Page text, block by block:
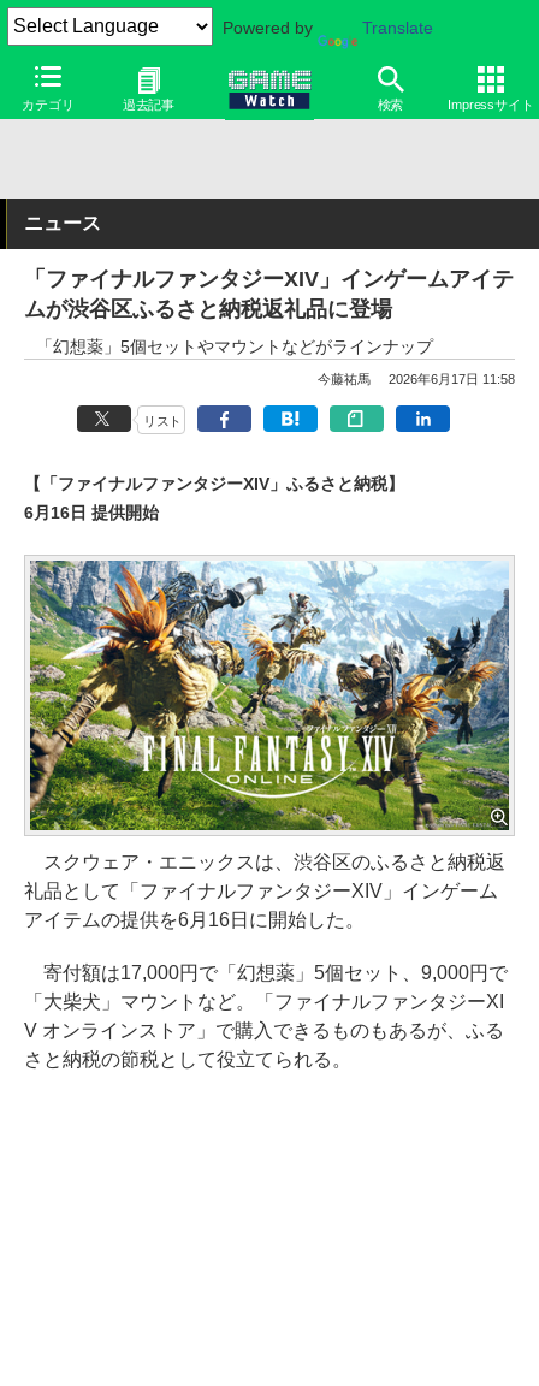
Powered by Translate
カテゴリ 過去記事 検索 Impressサイト
ニュース
「ファイナルファンタジーXIV」インゲームアイテ
ムが渋谷区ふるさと納税返礼品に登場
「幻想薬」5個セットやマウントなどがラインナップ
今藤祐馬 2026年6月17日 11:58
リスト
【「ファイナルファンタジーXIV」ふるさと納税】
6月16日 提供開始
スクウェア・エニックスは、渋谷区のふるさと納税返
礼品として「ファイナルファンタジーXIV」インゲーム
アイテムの提供を6月16日に開始した。
寄付額は17,000円で「幻想薬」5個セット、9,000円で
「大柴犬」マウントなど。「ファイナルファンタジーXI
V オンラインストア」で購入できるものもあるが、ふる
さと納税の節税として役立てられる。